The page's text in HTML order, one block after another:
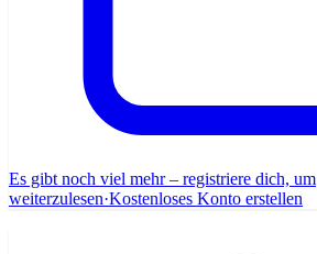
Es gibt noch viel mehr – registriere dich, um
weiterzulesen·Kostenloses Konto erstellen